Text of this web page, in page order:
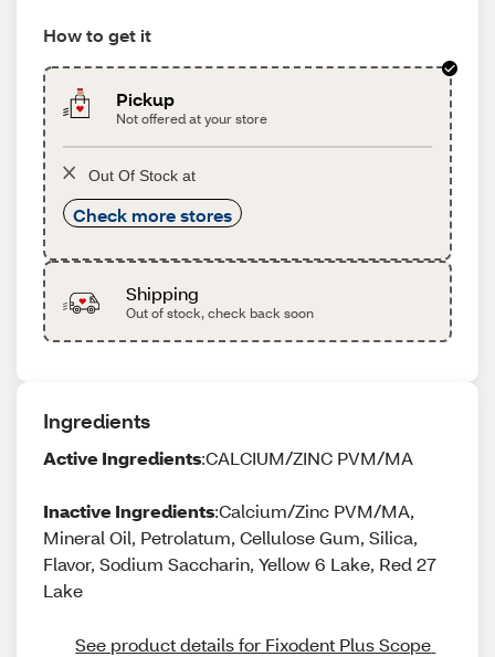
How to get it
Pickup
Not offered at your store
Out Of Stock at
Check more stores
Shipping
Out of stock, check back soon
Ingredients
Active Ingredients:CALCIUM/ZINC PVM/MA
Inactive Ingredients:Calcium/Zinc PVM/MA,
Mineral Oil, Petrolatum, Cellulose Gum, Silica,
Flavor, Sodium Saccharin, Yellow 6 Lake, Red 27
Lake
See product details for Fixodent Plus Scope